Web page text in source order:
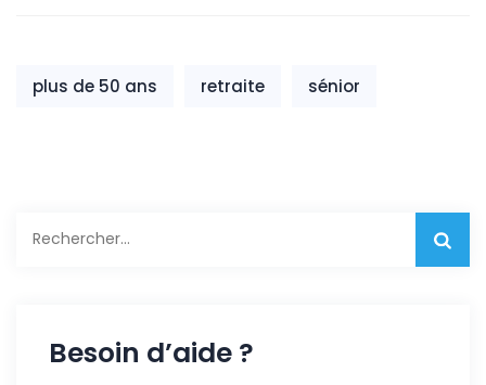
plus de 50 ans retraite sénior
Besoin d’aide ?